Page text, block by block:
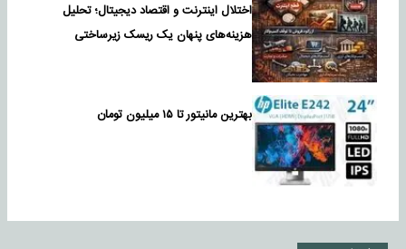
اختلال اینترنت و اقتصاد دیجیتال؛ تحلیل
هزینه‌های پنهان یک ریسک زیرساختی
بهترین مانیتور تا ۱۵ میلیون تومان